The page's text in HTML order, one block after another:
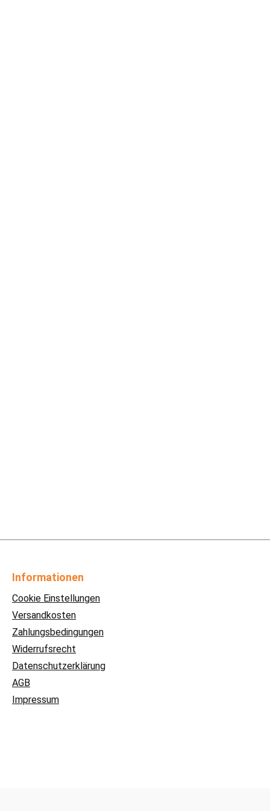
Informationen
Cookie Einstellungen
Versandkosten
Zahlungsbedingungen
Widerrufsrecht
Datenschutzerklärung
AGB
Impressum